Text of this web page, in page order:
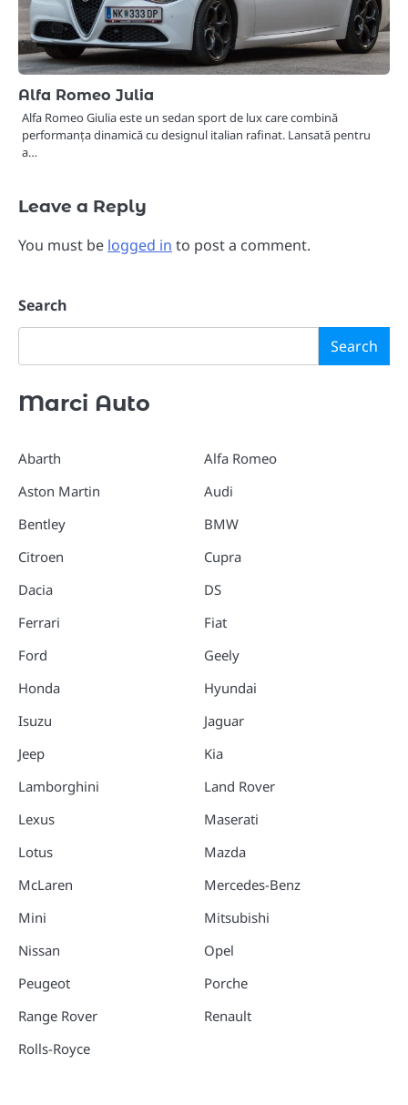
Alfa Romeo Julia
Alfa Romeo Giulia este un sedan sport de lux care combină
performanța dinamică cu designul italian rafinat. Lansată pentru
a…
Leave a Reply
You must be logged in to post a comment.
Search
Search
Marci Auto
Abarth
Aston Martin
Bentley
Citroen
Dacia
Ferrari
Ford
Honda
Isuzu
Jeep
Lamborghini
Lexus
Lotus
McLaren
Mini
Nissan
Peugeot
Range Rover
Rolls-Royce
Alfa Romeo
Audi
BMW
Cupra
DS
Fiat
Geely
Hyundai
Jaguar
Kia
Land Rover
Maserati
Mazda
Mercedes-Benz
Mitsubishi
Opel
Porche
Renault